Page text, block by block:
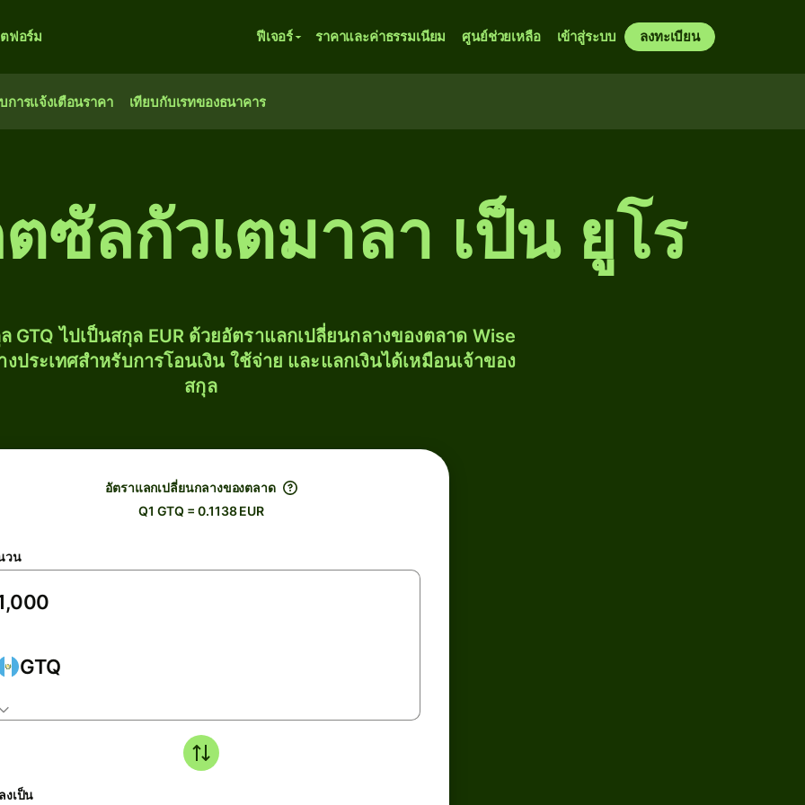
ฟอร์ม ฟีเจอร์ ราคาและค่าธรรมเนียม ศูนย์ช่วยเหลือ เข้าสู่ระบบ ลงทะเบียน
การแจ้งเตือนราคา เทียบกับเรทของธนาคาร
ซัลกัวเตมาลา เป็น ยูโร
GTQ ไปเป็นสกุล EUR ด้วยอัตราแลกเปลี่ยนกลางของตลาด Wise
ประเทศสำหรับการโอนเงิน ใช้จ่าย และแลกเงินได้เหมือนเจ้าของ
สกุล
อัตราแลกเปลี่ยนกลางของตลาด
Q1 GTQ = 0.1138 EUR
วน
GTQ
งเป็น